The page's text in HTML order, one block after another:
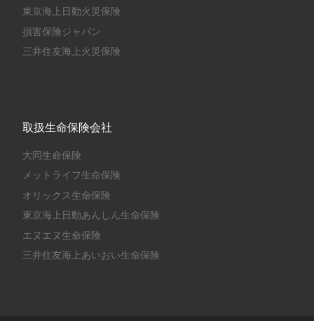
東京海上日動火災保険
損害保険ジャパン
三井住友海上火災保険
取扱生命保険会社
大同生命保険
メットライフ生命保険
オリックス生命保険
東京海上日動あんしん生命保険
エヌエヌ生命保険
三井住友海上あいおい生命保険